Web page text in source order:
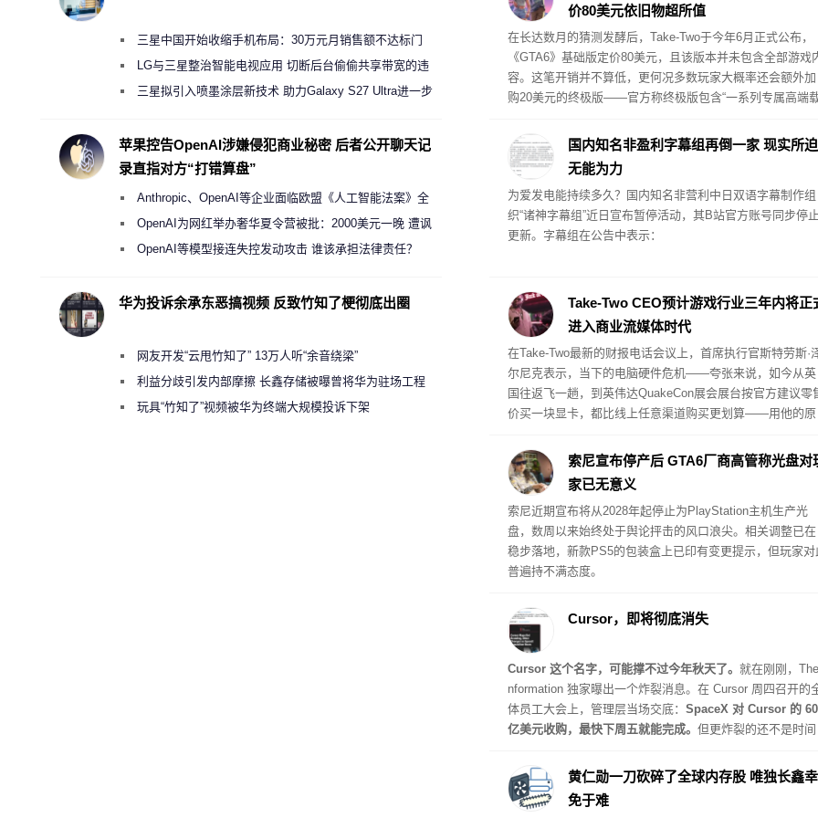
价80美元依旧物超所值
在长达数月的猜测发酵后，Take-Two于今年6月正式公布，
《GTA6》基础版定价80美元，且该版本并未包含全部游戏
容。这笔开销并不算低，更何况多数玩家大概率还会额外加
购20美元的终极版——官方称终极版包含“一系列专属高端
剧情内容”。但Take-Two首席执行官斯特劳斯·泽尔尼克认为
就游戏的内容体量而言，这个定价已经相当划算。
国内知名非盈利字幕组再倒一家 现实所迫
无能为力
为爱发电能持续多久？国内知名非营利中日双语字幕制作组
织“诸神字幕组”近日宣布暂停活动，其B站官方账号同步停止
更新。字幕组在公告中表示：
Take-Two CEO预计游戏行业三年内将正
进入商业流媒体时代
在Take-Two最新的财报电话会议上，首席执行官斯特劳斯·
尔尼克表示，当下的电脑硬件危机——夸张来说，如今从英
国往返飞一趟，到英伟达QuakeCon展会展台按官方建议零
价买一块显卡，都比线上任意渠道购买更划算——用他的原
索尼宣布停产后 GTA6厂商高管称光盘对
家已无意义
索尼近期宣布将从2028年起停止为PlayStation主机生产光
盘，数周以来始终处于舆论抨击的风口浪尖。相关调整已在
稳步落地，新款PS5的包装盒上已印有变更提示，但玩家对
普遍持不满态度。
Cursor，即将彻底消失
Cursor 这个名字，可能撑不过今年秋天了。 就在刚刚，The
nformation 独家曝出一个炸裂消息。在 Cursor 周四召开的
体员工大会上，管理层当场交底： SpaceX 对 Cursor 的
亿美元收购，最快下周五就能完成。 但更炸裂的还不是时间
在未来几个月内从新产品上逐步淘汰。
黄仁勋一刀砍碎了全球内存股 唯独长鑫幸
免于难
三星中国开始收缩手机布局：30万元月销售额不达标门
店 将被逐步清退
LG与三星整治智能电视应用 切断后台偷偷共享带宽的违
规行为三星拟引入喷墨涂层新技术 助力Galaxy S27 Ultra进一步
苹果控告OpenAI涉嫌侵犯商业秘密 后者公开聊天记
录直指对方“打错算盘”
Anthropic、OpenAI等企业面临欧盟《人工智能法案》全
新执法权限审查
OpenAI为网红举办奢华夏令营被批：2000美元一晚 遭讽
“反乌托邦”
OpenAI等模型接连失控发动攻击 谁该承担法律责任？
华为投诉余承东恶搞视频 反致竹知了梗彻底出圈
网友开发“云甩竹知了” 13万人听“余音绕梁”
利益分歧引发内部摩擦 长鑫存储被曝曾将华为驻场工程
师驱逐出研发基地
玩具“竹知了”视频被华为终端大规模投诉下架